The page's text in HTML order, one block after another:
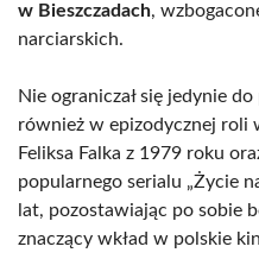
w Bieszczadach,
narciarskich.
Nie ograniczał się jedynie
również w epizodycznej roli
Feliksa Falka z 1979 roku
popularnego serialu „Życie
lat, pozostawiając po sobie
znaczący wkład w polskie